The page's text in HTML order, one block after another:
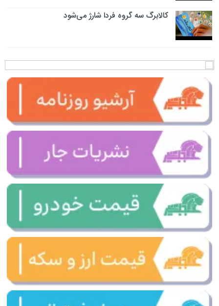
کالابرگ سه گروه فردا شارژ می‌شود